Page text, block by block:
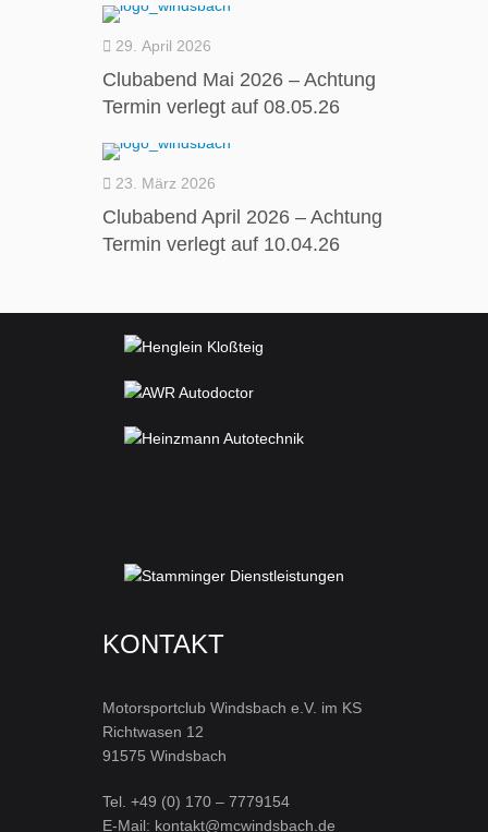
29. April 2026
Clubabend Mai 2026 – Achtung
Termin verlegt auf 08.05.26
23. März 2026
Clubabend April 2026 – Achtung
Termin verlegt auf 10.04.26
KONTAKT
Motorsportclub Windsbach e.V. im KS
Richtwasen 12
91575 Windsbach
Tel. +49 (0) 170 – 7779154
E-Mail: kontakt@mcwindsbach.de